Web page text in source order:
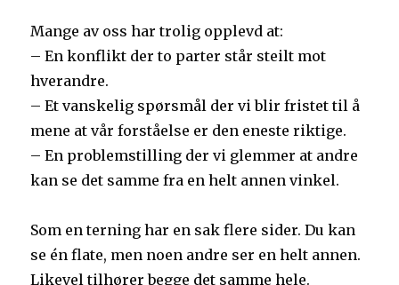
Mange av oss har trolig opplevd at:
– En konflikt der to parter står steilt mot
hverandre.
– Et vanskelig spørsmål der vi blir fristet til å
mene at vår forståelse er den eneste riktige.
– En problemstilling der vi glemmer at andre
kan se det samme fra en helt annen vinkel.
Som en terning har en sak flere sider. Du kan
se én flate, men noen andre ser en helt annen.
Likevel tilhører begge det samme hele.